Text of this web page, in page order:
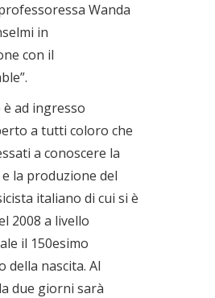
Wanda
in
con il
ad ingresso
a tutti coloro che
a conoscere la
la produzione del
italiano di cui si è
2008 a livello
il 150esimo
della nascita. Al
due giorni sarà